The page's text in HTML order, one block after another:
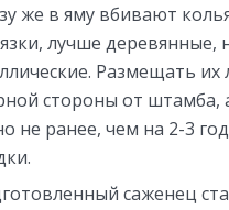
же в яму вбивают
лучше деревянные,
Размещать их
стороны от штамба,
не ранее, чем на 2-3
саженец